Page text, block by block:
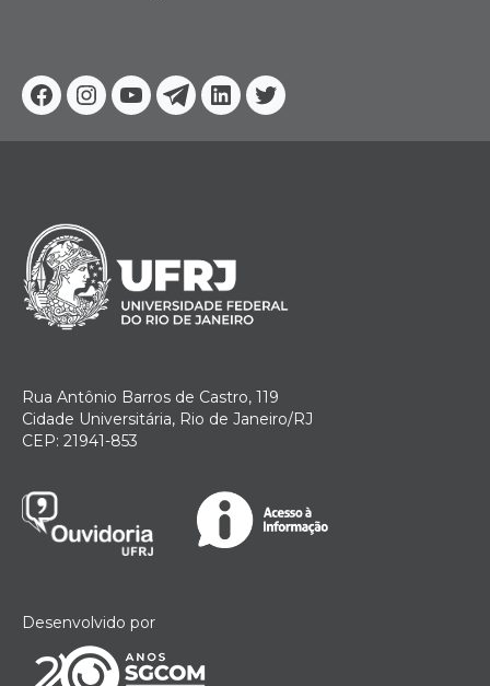
Facebook
Instagram
YoutubeTelegram
Linkedin
Twitter
Rua Antônio Barros de Castro, 119
Cidade Universitária, Rio de Janeiro/RJ
CEP: 21941-853
Desenvolvido por